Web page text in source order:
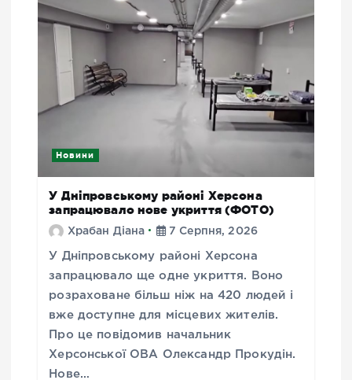
Новини
У Дніпровському районі Херсона
запрацювало нове укриття (ФОТО)
Храбан Діана 7 Серпня, 2026
У Дніпровському районі Херсона
запрацювало ще одне укриття. Воно
розраховане більш ніж на 420 людей і
вже доступне для місцевих жителів.
Про це повідомив начальник
Херсонської ОВА Олександр Прокудін.
Нове…